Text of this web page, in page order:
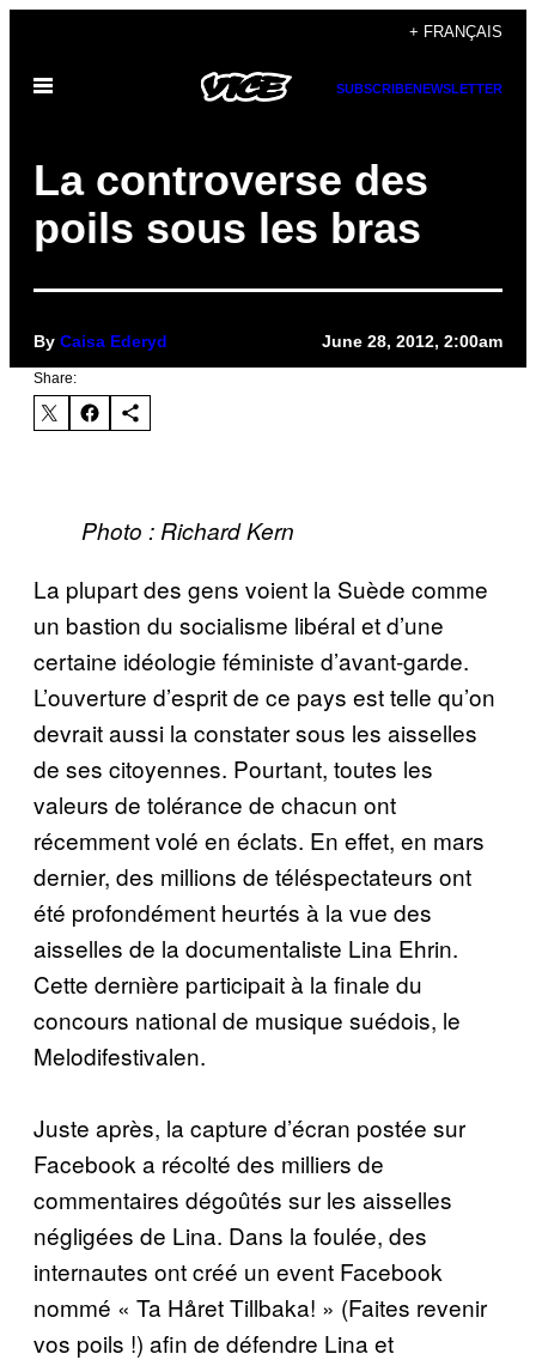
content
+ FRANÇAIS
Open
SUBSCRIBENEWSLETTER
La controverse des
poils sous les bras
By Caisa Ederyd June 28, 2012, 2:00am
Share:
Photo : Richard Kern
La plupart des gens voient la Suède comme
un bastion du socialisme libéral et d’une
certaine idéologie féministe d’avant-garde.
L’ouverture d’esprit de ce pays est telle qu’on
devrait aussi la constater sous les aisselles
de ses citoyennes. Pourtant, toutes les
valeurs de tolérance de chacun ont
récemment volé en éclats. En effet, en mars
dernier, des millions de téléspectateurs ont
été profondément heurtés à la vue des
aisselles de la documentaliste Lina Ehrin.
Cette dernière participait à la finale du
concours national de musique suédois, le
Melodifestivalen.
Juste après, la capture d’écran postée sur
Facebook a récolté des milliers de
commentaires dégoûtés sur les aisselles
négligées de Lina. Dans la foulée, des
internautes ont créé un event Facebook
nommé « Ta Håret Tillbaka! » (Faites revenir
vos poils !) afin de défendre Lina et